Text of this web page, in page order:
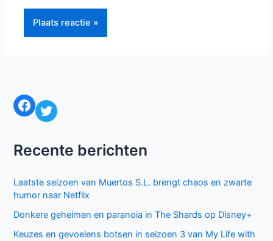
Facebook Twitter
Recente berichten
Laatste seizoen van Muertos S.L. brengt chaos en zwarte
humor naar Netflix
Donkere geheimen en paranoia in The Shards op Disney+
Keuzes en gevoelens botsen in seizoen 3 van My Life with